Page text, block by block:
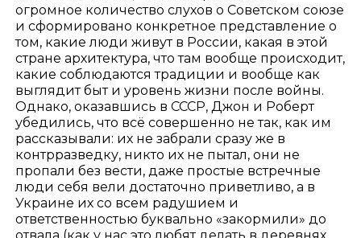
огромное количество слухов о Советском союзе
и сформировано конкретное представление о
том, какие люди живут в России, какая в этой
стране архитектура, что там вообще происходит,
какие соблюдаются традиции и вообще как
выглядит быт и уровень жизни после войны.
Однако, оказавшись в СССР, Джон и Роберт
убедились, что всё совершенно не так, как им
рассказывали: их не забрали сразу же в
контрразведку, никто их не пытал, они не
пропали без вести, даже простые встречные
люди себя вели достаточно приветливо, а в
Украине их со всем радушием и
ответственностью буквально «закормили» до